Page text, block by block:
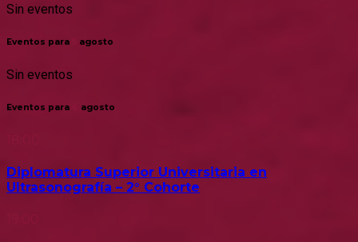
Sin eventos
Eventos para agosto
Sin eventos
Eventos para agosto
Diplomatura Superior Universitaria en
Ultrasonografía – 2° Cohorte